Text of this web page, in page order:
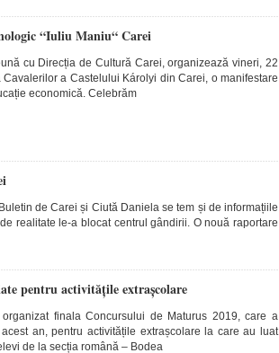
“Iuliu Maniu“ Carei
cu Direcția de Cultură Carei, organizează vineri, 22
a Castelului Károlyi din Carei, o manifestare
economică. Celebrăm
de Carei și Ciută Daniela se tem și de informațiile
realitate le-a blocat centrul gândirii. O nouă raportare
pentru activitățile extrașcolare
finala Concursului de Maturus 2019, care a
an, pentru activitățile extrașcolare la care au luat
de la secția română – Bodea